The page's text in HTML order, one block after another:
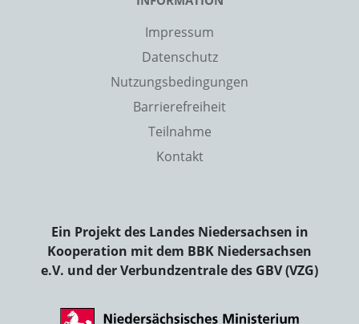
Impressum
Datenschutz
Nutzungsbedingungen
Barrierefreiheit
Teilnahme
Kontakt
Ein Projekt des Landes Niedersachsen in
Kooperation mit dem BBK Niedersachsen
e.V. und der Verbundzentrale des GBV (VZG)